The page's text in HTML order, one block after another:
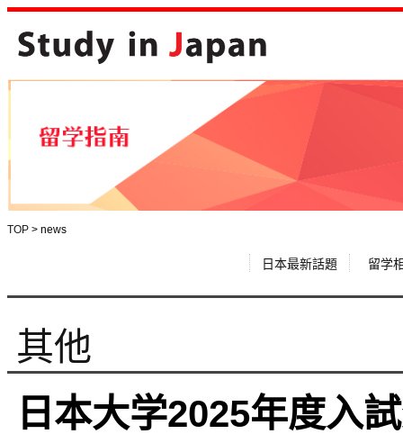
TOP > news
日本最新話題 留学
其他
日本大学2025年度入